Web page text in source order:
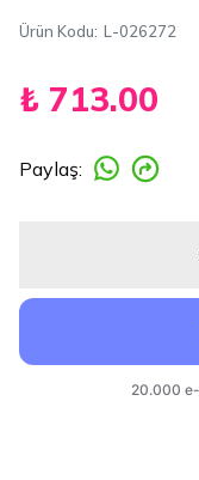
Ürün Kodu: L-026272
₺ 713.00
Paylaş: